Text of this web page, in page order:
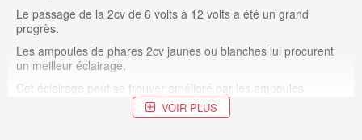
Le passage de la 2cv de 6 volts à 12 volts a été un grand
progrès.
Les ampoules de phares 2cv jaunes ou blanches lui procurent
un meilleur éclairage.
Cet éclairage peut se trouver amélioré par les ampoules
Halogènes que nous vendons pour 2cv et Méhari.
VOIR PLUS